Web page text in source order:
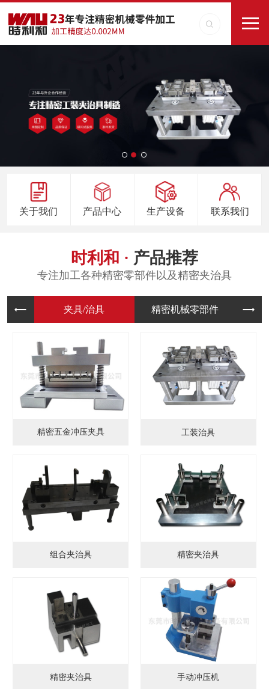
关于我们 产品中心 生产设备 联系我们
时利和 · 产品推荐
专注加工各种精密零部件以及精密夹治具
夹具/治 精密机械
精密五金冲压夹具 工装治具
组合夹治具 精密夹治具
精密夹治具 手动冲压机